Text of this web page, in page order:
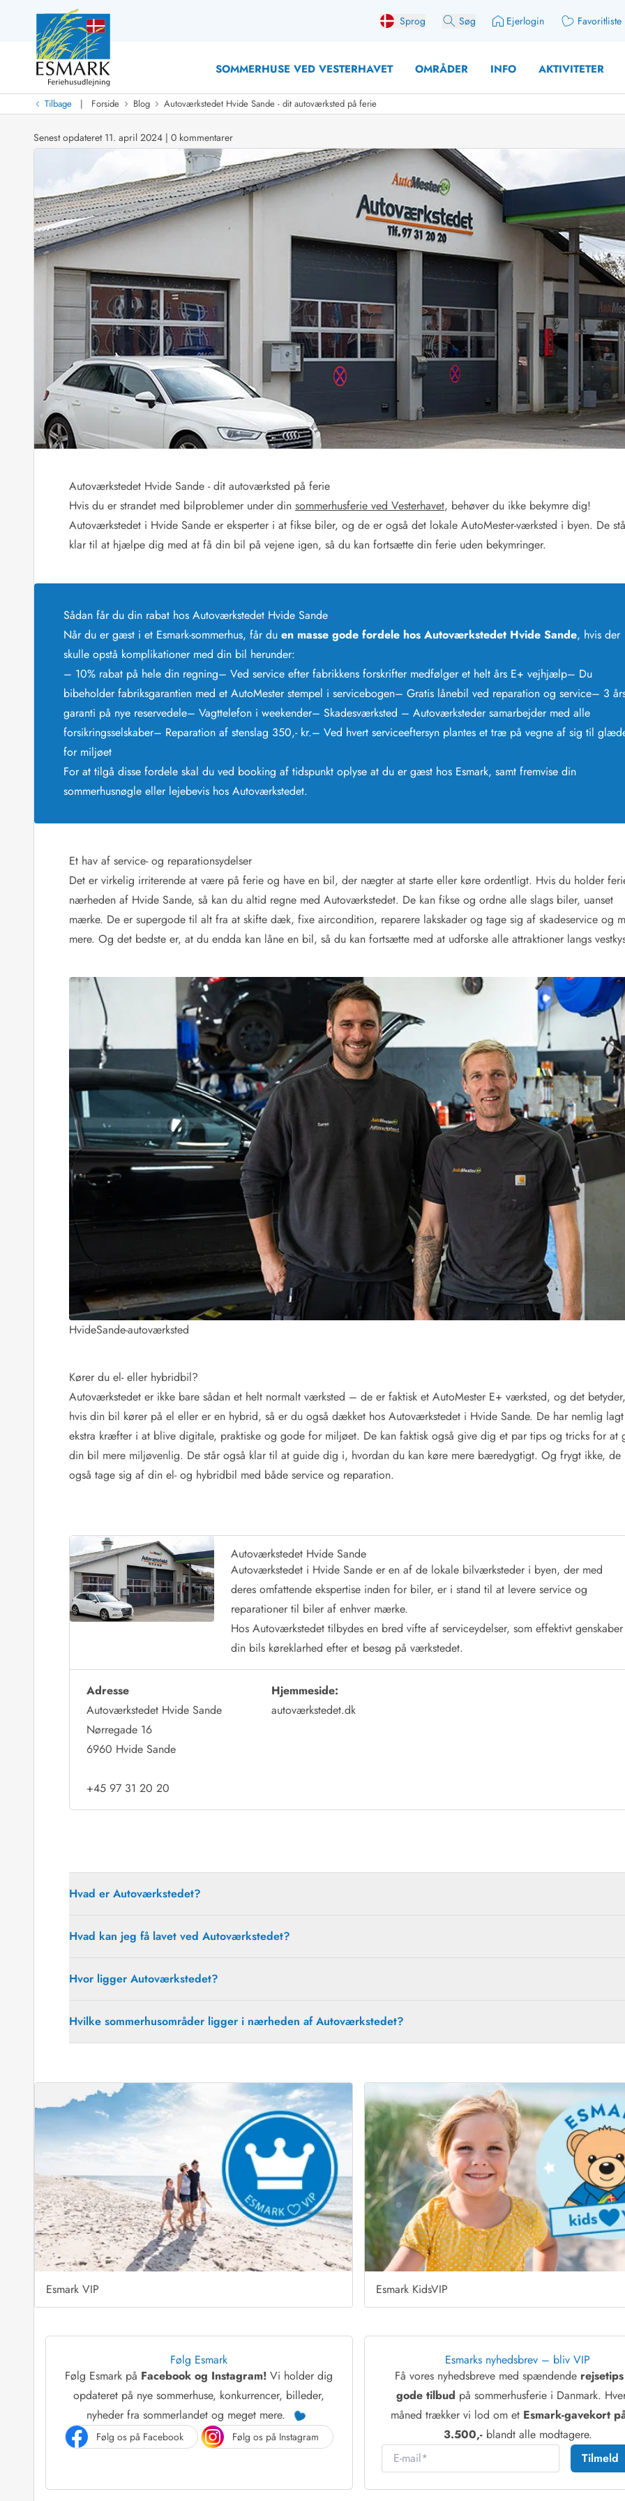
Sprog Søg Ejerlogin Favoritliste
SOMMERHUSE VED VESTERHAVET OMRÅDER INFO AKTIVITETER
Last Minute
Last minute
Nyheder
Nyheder hos Esmark Med swimmingpoolSommerhuse med hund
Nyrenoverede sommerhuse
Sommerhuse med slutrengøring inklusive
Sommerhuse tæt ved vandet
Sommerhuse med internet
Nybyggede sommerhuse
Sommerhuse med sauna
Røgfrie/ikke-ryger sommerhuse
Sommerhuse med udsigt
Sommerhuse med spa
Sommerhuse med fredagsskift
Sommerhuse med lørdagsskift
Sommerhuse med søndagsskift
Sommerhuse med plads til fangsten
Sommerhuse med aktivitetsrum
Sommerhuse med ladestation (elbil)
Feriehuse med brændeovn
Luksussommerhuse
Sommerhuse med ydersæsonrabat
Sommerhuse for 2 personer
Sommerhuse for 4 Personer
Sommerhuse for 6 Personer
Sommerhuse for 8 Personer
Sommerhuse for 10
Sommerhuse for 12
Sommerhuse for 14
Store sommerhuse (for
Sommerhuse i
Sommerhuse i
Sommerhuse i
Sommerhuse i
Sommerhuse i juleferien
Sommerhuse til nytår
Sommerhuse i BjerregårdSommerhuse i Blåvand Sommerhuse i Hvide Sande
Sommerhuse i Søndervig
Sommerhuse i Årgab
Sommerhuse i Arrild
Sommerhuse i Bjerregård
Sommerhuse i Fjand
Sommerhuse på Fanø
Sommerhuse i Grærup Strand
Sommerhuse i Haurvig
Sommerhuse i Henne Strand
Sommerhuse i Ho
Sommerhuse i Houstrup
Sommerhuse på Holmsland
Sommerhuse i Hvide Sande
Sommerhuse i Jegum
Sommerhuse i Klegod
Sommerhuse i Lodbjerg
Sommerhuse i Nr.
Sommerhuse på Rømø
Sommerhuse i Vedersø
Sommerhuse i Vejers
Sommerhuse i Vester
Praktiske informationer
Sommerhus ABC
Forbrugsafregning (Strøm, vand...)
Lejebetingelser
Vejret i Danmark
Naturbeskyttelse
Fotokonkurrence
Esmark KidsVIP
Esmark VIP: Fordele og rabataftaler
Gratis WiFi i ferieområdet
We love people!
Esmark VIP partnerfordele
Esmark KidsVIP
LEGOLAND® rabat
Ferie med børn
Ferie ved stranden
Rav - find det selv langs Vesterhavet
Zoologiske haver og dyreparker
Lystfiskeri på Vestkysten
Svømmehaller og badelande
Golfferie i sommerhus
Fitness og træning
Rideskoler/Ponyridning
Vandring langs Vestkysten
Kunsthåndværk og gallerier
Kulinariske oplevelser
Sandskulpturfestival
Hold jul i sommerhuset
Kontakt SøndervigKontakt Houstrup Kontakt FanøKontakt Blåvand
Kontakt, åbningstider og døgnvagt
Feriehusudlejning siden 1965
Sponsorater - Esmark støtter
Tilbage | Forside Blog Autoværkstedet Hvide Sande - dit autoværksted på ferie
Senest opdateret 11. april 2024 | 0 kommentarer
Autoværkstedet Hvide Sande - dit autoværksted på ferie
Hvis du er strandet med bilproblemer under din sommerhusferie ved Vesterhavet, behøver du ikke bekymre dig!
Autoværkstedet i Hvide Sande er eksperter i at fikse biler, og de er også det lokale AutoMester-værksted i byen. De
klar til at hjælpe dig med at få din bil på vejene igen, så du kan fortsætte din ferie uden bekymringer.
Sådan får du din rabat hos Autoværkstedet Hvide Sande
Når du er gæst i et Esmark-sommerhus, får du en masse gode fordele hos Autoværkstedet Hvide Sande, hvis der
skulle opstå komplikationer med din bil herunder:
– 10% rabat på hele din regning– Ved service efter fabrikkens forskrifter medfølger et helt års E+ vejhjælp– Du
bibeholder fabriksgarantien med et AutoMester stempel i servicebogen– Gratis lånebil ved reparation og service– 3
garanti på nye reservedele– Vagttelefon i weekender– Skadesværksted – Autoværksteder samarbejder med alle
forsikringsselskaber– Reparation af stenslag 350,- kr.– Ved hvert serviceeftersyn plantes et træ på vegne af sig til
for miljøet
For at tilgå disse fordele skal du ved booking af tidspunkt oplyse at du er gæst hos Esmark, samt fremvise din
sommerhusnøgle eller lejebevis hos Autoværkstedet.
Et hav af service- og reparationsydelser
Det er virkelig irriterende at være på ferie og have en bil, der nægter at starte eller køre ordentligt. Hvis du holder
nærheden af Hvide Sande, så kan du altid regne med Autoværkstedet. De kan fikse og ordne alle slags biler, uanset
mærke. De er supergode til alt fra at skifte dæk, fixe aircondition, reparere lakskader og tage sig af skadeservice og
mere. Og det bedste er, at du endda kan låne en bil, så du kan fortsætte med at udforske alle attraktioner langs
HvideSande-autoværksted
Kører du el- eller hybridbil?
Autoværkstedet er ikke bare sådan et helt normalt værksted – de er faktisk et AutoMester E+ værksted, og det
hvis din bil kører på el eller er en hybrid, så er du også dækket hos Autoværkstedet i Hvide Sande. De har nemlig
ekstra kræfter i at blive digitale, praktiske og gode for miljøet. De kan faktisk også give dig et par tips og tricks for at
din bil mere miljøvenlig. De står også klar til at guide dig i, hvordan du kan køre mere bæredygtigt. Og frygt ikke, de
også tage sig af din el- og hybridbil med både service og reparation.
Autoværkstedet Hvide Sande
Autoværkstedet i Hvide Sande er en af de lokale bilværksteder i byen, der med
deres omfattende ekspertise inden for biler, er i stand til at levere service og
reparationer til biler af enhver mærke.
Hos Autoværkstedet tilbydes en bred vifte af serviceydelser, som effektivt genskaber
din bils køreklarhed efter et besøg på værkstedet.
Adresse
Autoværkstedet Hvide Sande
Nørregade 16
6960 Hvide Sande
+45 97 31 20 20
Hjemmeside:
autoværkstedet.dk
Hvad er Autoværkstedet?
Hvad kan jeg få lavet ved Autoværkstedet?
Hvor ligger Autoværkstedet?
Hvilke sommerhusområder ligger i nærheden af Autoværkstedet?
Esmark VIP Esmark KidsVIP
Følg Esmark
Følg Esmark på Facebook og Instagram! Vi holder dig
opdateret på nye sommerhuse, konkurrencer, billeder,
nyheder fra sommerlandet og meget mere.
Følg os på Facebook Følg os på Instagram
Esmarks nyhedsbrev – bliv VIP
Få vores nyhedsbreve med spændende
gode tilbud på sommerhusferie i Danmark.
måned trækker vi lod om et Esmark-gavekort
3.500,-blandt alle modtagere.
E-mail
Tilmeld